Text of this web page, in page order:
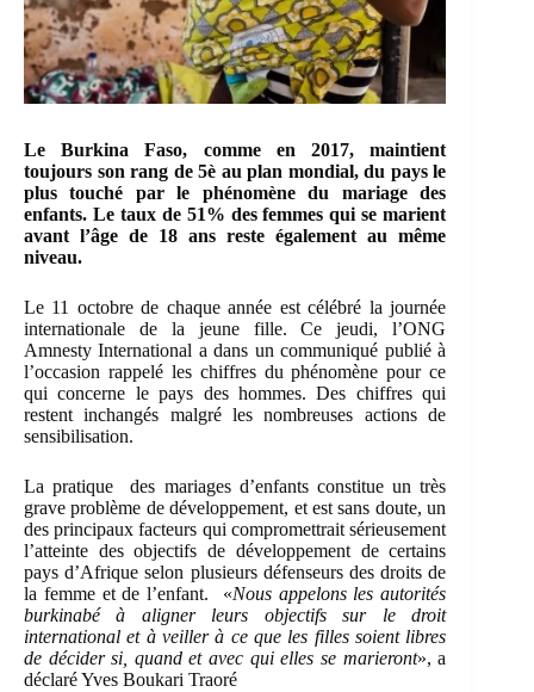
Le Burkina Faso, comme en 2017, maintient
toujours son rang de 5è au plan mondial, du pays le
plus touché par le phénomène du mariage des
enfants. Le taux de 51% des femmes qui se marient
avant l’âge de 18 ans reste également au même
niveau.
Le 11 octobre de chaque année est célébré la journée
internationale de la jeune fille. Ce jeudi, l’ONG
Amnesty International a dans un communiqué publié à
l’occasion rappelé les chiffres du phénomène pour ce
qui concerne le pays des hommes. Des chiffres qui
restent inchangés malgré les nombreuses actions de
sensibilisation.
La pratique des mariages d’enfants constitue un très
grave problème de développement, et est sans doute, un
des principaux facteurs qui compromettrait sérieusement
l’atteinte des objectifs de développement de certains
pays d’Afrique selon plusieurs défenseurs des droits de
la femme et de l’enfant. «Nous appelons les autorités
burkinabé à aligner leurs objectifs sur le droit
international et à veiller à ce que les filles soient libres
de décider si, quand et avec qui elles se marieront», a
déclaré Yves Boukari Traoré